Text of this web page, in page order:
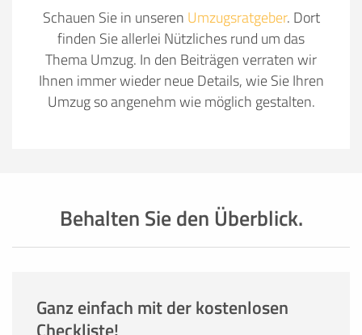
Schauen Sie in unseren Umzugsratgeber. Dort
finden Sie allerlei Nützliches rund um das
Thema Umzug. In den Beiträgen verraten wir
Ihnen immer wieder neue Details, wie Sie Ihren
Umzug so angenehm wie möglich gestalten.
Behalten Sie den Überblick.
Ganz einfach mit der kostenlosen